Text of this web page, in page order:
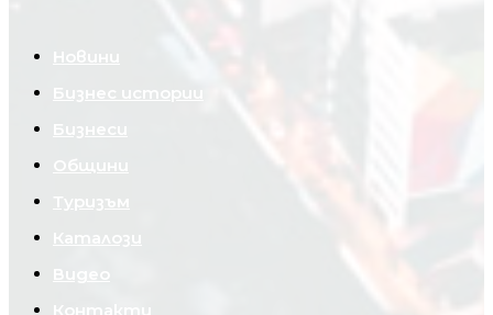
Новини
Бизнес истории
Бизнеси
Общини
Каталози
Видео
Контакти